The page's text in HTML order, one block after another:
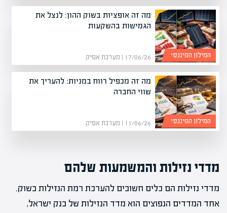
מה זה אופציות בשוק ההון: לנצל את
הגמישות בהשקעות
17/06/26 | מערכת אפיק המילון הפיננסי
מה זה מכפיל רווח במניות: להעריך את
שווי החברה
11/06/26 | מערכת אפיק המילון הפיננסי
מדדי נזילות והמשמעות שלהם
מדדי נזילות הם כלים חשובים להערכת רמת הנזילות בשוק.
אחד המדדים הנפוצים הוא מדד הנזילות של בנק ישראל,